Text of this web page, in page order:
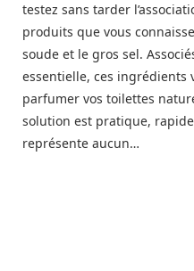
testez sans tarder
produits que vous
soude et le gros sel.
essentielle, ces ingrédients
parfumer vos toilettes
solution est pratique,
représente aucun…